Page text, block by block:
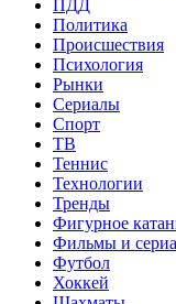
ПДД
Политика
Происшествия
Психология
Рынки
Сериалы
Спорт
ТВ
Теннис
Технологии
Тренды
Фигурное
Фильмы и
Футбол
Хоккей